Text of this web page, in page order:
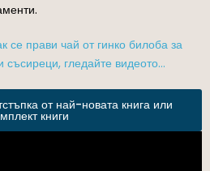
прави чай от гинко билоба за
съсиреци, гледайте видеото…
от най-новата книга или
книги